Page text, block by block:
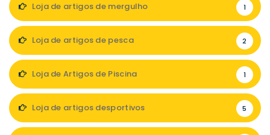
Loja de artigos de mergulho 1
Loja de artigos de pesca 2
Loja de Artigos de Piscina 1
Loja de artigos desportivos 5